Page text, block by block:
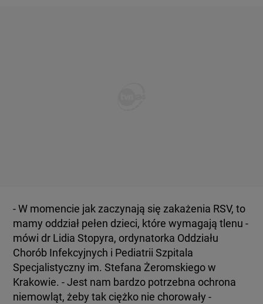
- W momencie jak zaczynają się zakażenia RSV, to
mamy oddział pełen dzieci, które wymagają tlenu -
mówi dr Lidia Stopyra, ordynatorka Oddziału
Chorób Infekcyjnych i Pediatrii Szpitala
Specjalistyczny im. Stefana Żeromskiego w
Krakowie. - Jest nam bardzo potrzebna ochrona
niemowląt, żeby tak ciężko nie chorowały -